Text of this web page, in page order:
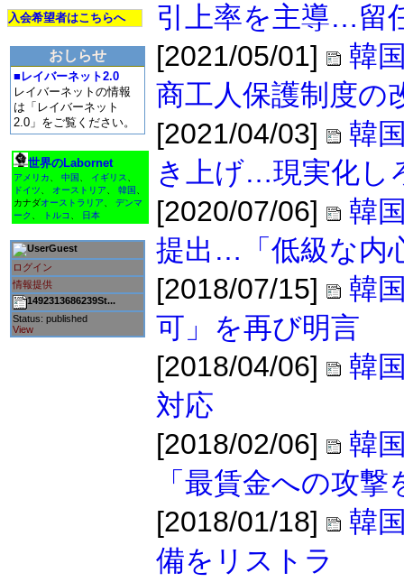
入会希望者はこちらへ
おしらせ
■レイバーネット2.0
レイバーネットの情報
は「レイバーネット
2.0」をご覧ください。
世界のLabornet
アメリカ 中国 イギリス
ドイツ
オーストリア 韓国
カナダオーストラリア
デンマ
ーク
トルコ 日本
Guest
ログイン
情報提供
1492313686239St...
Status: published
View
引上率を主導…留
[2021/05/01]
韓
商工人保護制度の
[2021/04/03]
韓
き上げ…現実化し
[2020/07/06]
韓
提出…「低級な内
[2018/07/15]
韓
可」を再び明言
[2018/04/06]
韓
対応
[2018/02/06]
韓
「最賃金への攻
[2018/01/18]
韓
備をリストラ